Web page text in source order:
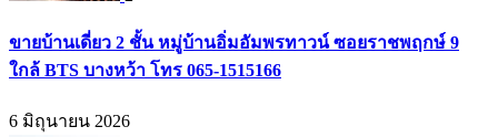
ขายบ้านเดี่ยว 2 ชั้น หมู่บ้านอิ่มอัมพรทาวน์ ซอยราชพฤกษ์ 9
ใกล้ BTS บางหว้า โทร 065-1515166
6 มิถุนายน 2026